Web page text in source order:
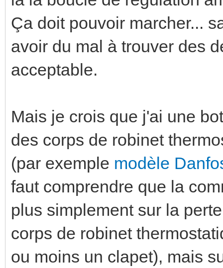
Ça doit pouvoir marcher...
avoir du mal à trouver des
acceptable.
Mais je crois que j'ai une
des corps de robinet
(par exemple modèle
faut comprendre que la
plus simplement sur la
corps de robinet
ou moins un clapet), mais